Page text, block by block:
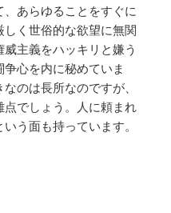
あらゆることをすぐに
く世俗的な欲望に無関
主義をハッキリと嫌う
心を内に秘めていま
のは長所なのですが、
でしょう。人に頼まれ
う面も持っています。